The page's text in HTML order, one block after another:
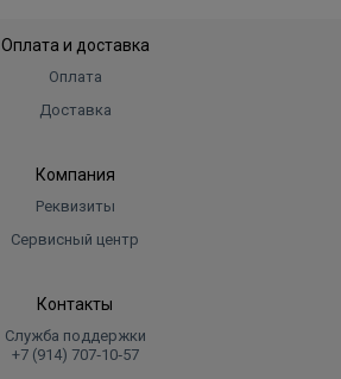
Оплата и доставка
Оплата
Доставка
Компания
Реквизиты
Сервисный центр
Контакты
Служба поддержки
+7 (914) 707‑10‑57